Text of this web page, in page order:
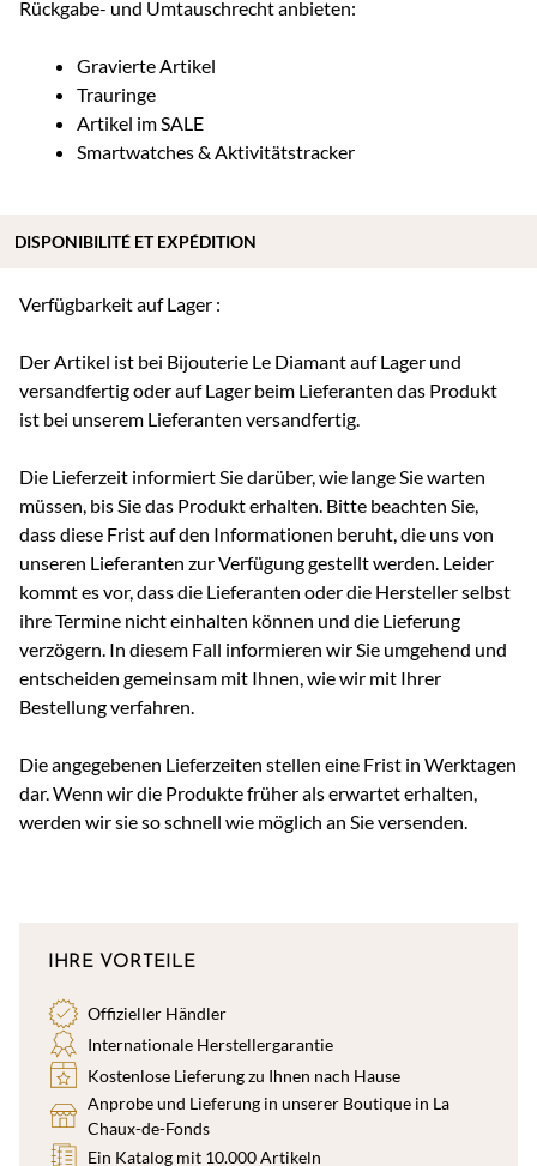
Rückgabe- und Umtauschrecht anbieten:
Gravierte Artikel
Trauringe
Artikel im SALE
Smartwatches & Aktivitätstracker
Verfügbarkeit auf Lager :
Der Artikel ist bei Bijouterie Le Diamant auf Lager und
versandfertig oder auf Lager beim Lieferanten das Produkt
ist bei unserem Lieferanten versandfertig.
Die Lieferzeit informiert Sie darüber, wie lange Sie warten
müssen, bis Sie das Produkt erhalten. Bitte beachten Sie,
dass diese Frist auf den Informationen beruht, die uns von
unseren Lieferanten zur Verfügung gestellt werden. Leider
kommt es vor, dass die Lieferanten oder die Hersteller selbst
ihre Termine nicht einhalten können und die Lieferung
verzögern. In diesem Fall informieren wir Sie umgehend und
entscheiden gemeinsam mit Ihnen, wie wir mit Ihrer
Bestellung verfahren.
Die angegebenen Lieferzeiten stellen eine Frist in Werktagen
dar. Wenn wir die Produkte früher als erwartet erhalten,
werden wir sie so schnell wie möglich an Sie versenden.
DISPONIBILITÉ ET EXPÉDITION
IHRE VORTEILE
Offizieller Händler
Internationale Herstellergarantie
Kostenlose Lieferung zu Ihnen nach Hause
Anprobe und Lieferung in unserer Boutique in La
Chaux-de-Fonds
Ein Katalog mit 10.000 Artikeln